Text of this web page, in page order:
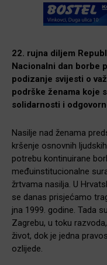
22. rujna diljem
Nacionalni dan borbe
podizanje svijesti o
podrške ženama koje
solidarnosti i
Nasilje nad ženama
kršenje osnovnih
potrebu kontinuirane
međuinstitucionalne
žrtvama nasilja. U
se danas prisjećamo
jna 1999. godine. Tada
Zagrebu, u toku
život, dok je jedna
ozlijede.